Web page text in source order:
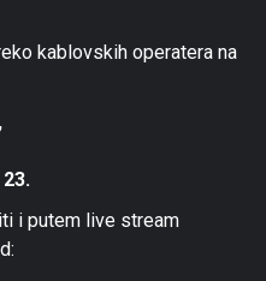
kablovskih operatera na
i putem live stream